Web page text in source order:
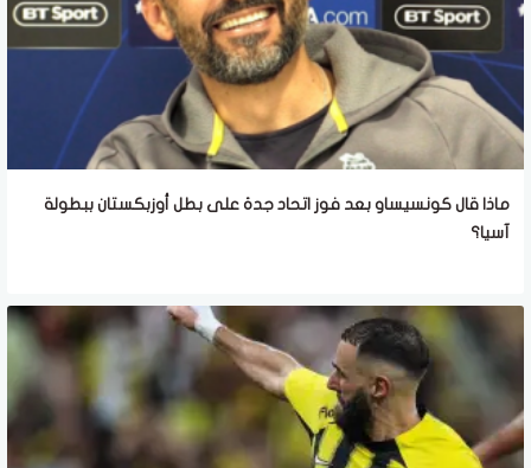
ماذا قال كونسيساو بعد فوز اتحاد جدة على بطل أوزبكستان ببطولة
آسيا؟